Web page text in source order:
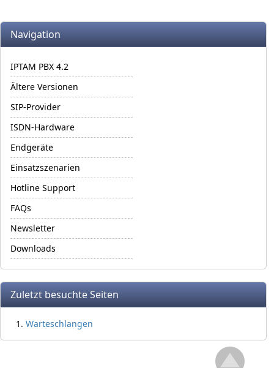
More content and functionality (left side)
Navigation
IPTAM PBX 4.2
Ältere Versionen
SIP-Provider
ISDN-Hardware
Endgeräte
Einsatzszenarien
Hotline Support
FAQs
Newsletter
Downloads
Zuletzt besuchte Seiten
Warteschlangen